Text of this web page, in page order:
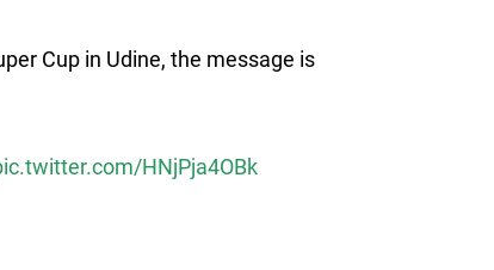
Cup in Udine, the message is
HNjPja4OBk